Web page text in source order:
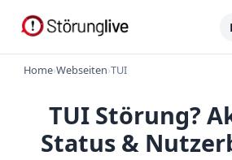
Home›Webseiten›TUI
TUI Störung?
Status &